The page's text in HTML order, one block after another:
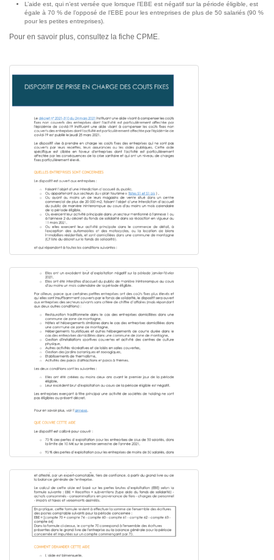
L’aide est, qui n’est versée que lorsque l’EBE est négatif sur la période éligible, est
égale à 70 % de l’opposé de l’EBE pour les entreprises de plus de 50 salariés (90 %
pour les petites entreprises).
Pour en savoir plus, consultez la fiche CPME.